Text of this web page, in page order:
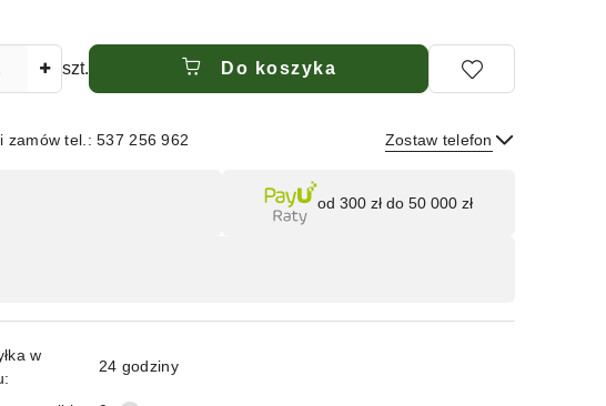
szt. Do koszyka
zamów tel.: 537 256 962 Zostaw telefon
od 300 zł do 50 000 zł
w
24 godziny